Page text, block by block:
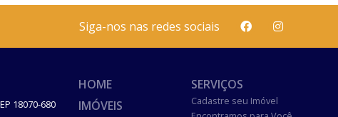
Siga-nos nas redes sociais
18070-680
HOME
IMÓVEIS
SERVIÇOS
Cadastre seu Imóvel